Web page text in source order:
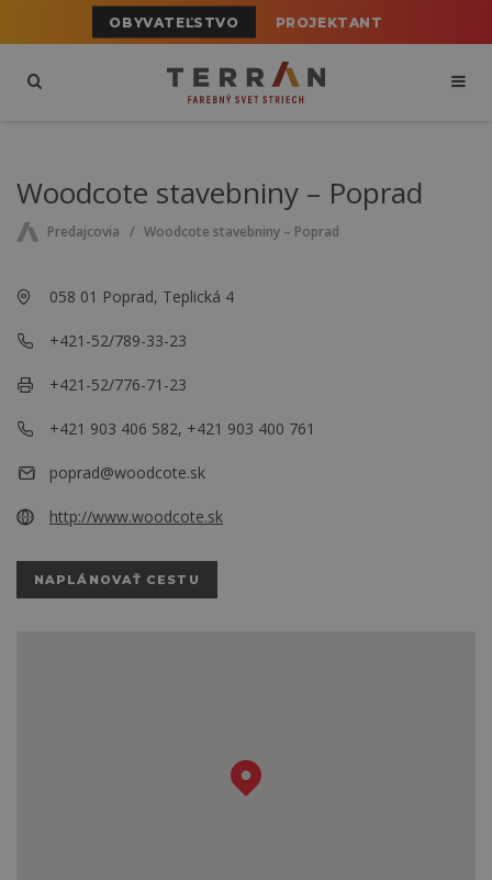
OBYVATEĽSTVO PROJEKTANT
Woodcote stavebniny – Poprad
Predajcovia Woodcote stavebniny – Poprad
058 01 Poprad, Teplická 4
+421-52/789-33-23
+421-52/776-71-23
+421 903 406 582, +421 903 400 761
poprad@woodcote.sk
http://www.woodcote.sk
NAPLÁNOVAŤ CESTU